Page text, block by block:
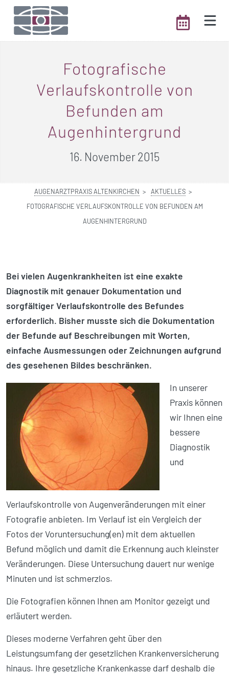
Fotografische
Verlaufskontrolle von
Befunden am
Augenhintergrund
16. November 2015
AUGENARZTPRAXIS ALTENKIRCHEN
AKTUELLES
FOTOGRAFISCHE VERLAUFSKONTROLLE VON BEFUNDEN AM
AUGENHINTERGRUND
Bei vielen Augenkrankheiten ist eine exakte
Diagnostik mit genauer Dokumentation und
sorgfältiger Verlaufskontrolle des Befundes
erforderlich. Bisher musste sich die Dokumentation
der Befunde auf Beschreibungen mit Worten,
einfache Ausmessungen oder Zeichnungen aufgrund
des gesehenen Bildes beschränken.
In unserer
Praxis können
wir Ihnen eine
bessere
Diagnostik
und
Verlaufskontrolle von Augenveränderungen mit einer
Fotografie anbieten. Im Verlauf ist ein Vergleich der
Fotos der Voruntersuchung(en) mit dem aktuellen
Befund möglich und damit die Erkennung auch kleinster
Veränderungen. Diese Untersuchung dauert nur wenige
Minuten und ist schmerzlos.
Die Fotografien können Ihnen am Monitor gezeigt und
erläutert werden.
Dieses moderne Verfahren geht über den
Leistungsumfang der gesetzlichen Krankenversicherung
hinaus. Ihre gesetzliche Krankenkasse darf deshalb die